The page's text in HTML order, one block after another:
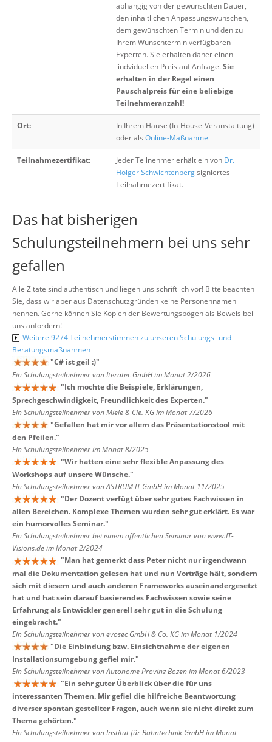
abhängig von der gewünschten Dauer,
den inhaltlichen Anpassungswünschen,
dem gewünschten Termin und den zu
Ihrem Wunschtermin verfügbaren
Experten. Sie erhalten daher einen
iindviduellen Preis auf Anfrage.Sie
erhalten in der Regel einen
Pauschalpreis für eine beliebige
Teilnehmeranzahl!
Ort:
In Ihrem Hause (In-House-Veranstaltung)
oder als Online-Maßnahme
Teilnahmezertifikat: Jeder Teilnehmer erhält ein von Dr.
Holger Schwichtenbergsigniertes
Teilnahmezertifikat.
Das hat bisherigen
Schulungsteilnehmern bei uns sehr
gefallen
Alle Zitate sind authentisch und liegen uns schriftlich vor! Bitte beachten
Sie, dass wir aber aus Datenschutzgründen keine Personennamen
nennen. Gerne können Sie Kopien der Bewertungsbögen als Beweis bei
uns anfordern!
Weitere 9274 Teilnehmerstimmen zu unseren Schulungs- und
Beratungsmaßnahmen
"C# ist geil :)"
Ein Schulungsteilnehmer von Iteratec GmbH im Monat 2/2026
"Ich mochte die Beispiele, Erklärungen,
Sprechgeschwindigkeit, Freundlichkeit des Experten."
Ein Schulungsteilnehmer von Miele & Cie. KG im Monat 7/2026
"Gefallen hat mir vor allem das Präsentationstool mit
den Pfeilen."
Ein Schulungsteilnehmer im Monat 8/2025
"Wir hatten eine sehr flexible Anpassung des
Workshops auf unsere Wünsche."
Ein Schulungsteilnehmer von ASTRUM IT GmbH im Monat 11/2025
"Der Dozent verfügt über sehr gutes Fachwissen in
allen Bereichen. Komplexe Themen wurden sehr gut erklärt. Es war
ein humorvolles Seminar."
Ein Schulungsteilnehmer bei einem öffentlichen Seminar von www.IT-
Visions.de im Monat 2/2024
"Man hat gemerkt dass Peter nicht nur irgendwann
mal die Dokumentation gelesen hat und nun Vorträge hält, sondern
sich mit diesem und auch anderen Frameworks auseinandergesetzt
hat und hat sein darauf basierendes Fachwissen sowie seine
Erfahrung als Entwickler generell sehr gut in die Schulung
eingebracht."
Ein Schulungsteilnehmer von evosec GmbH & Co. KG im Monat 1/2024
"Die Einbindung bzw. Einsichtnahme der eigenen
Installationsumgebung gefiel mir."
Ein Schulungsteilnehmer von Autonome Provinz Bozen im Monat 6/2023
"Ein sehr guter Überblick über die für uns
interessanten Themen. Mir gefiel die hilfreiche Beantwortung
diverser spontan gestellter Fragen, auch wenn sie nicht direkt zum
Thema gehörten."
Ein Schulungsteilnehmer von Institut für Bahntechnik GmbH im Monat